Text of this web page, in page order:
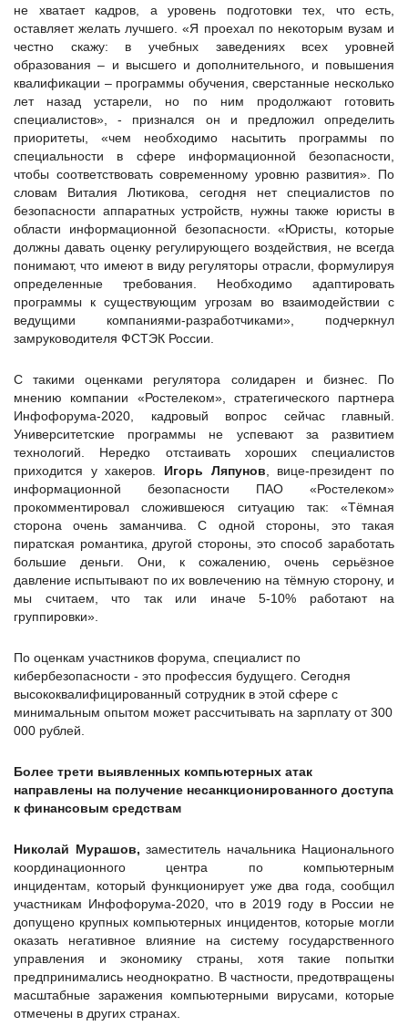
не хватает кадров, а уровень подготовки тех, что есть,
оставляет желать лучшего. «Я проехал по некоторым вузам и
честно скажу: в учебных заведениях всех уровней
образования – и высшего и дополнительного, и повышения
квалификации – программы обучения, сверстанные несколько
лет назад устарели, но по ним продолжают готовить
специалистов», - признался он и предложил определить
приоритеты, «чем необходимо насытить программы по
специальности в сфере информационной безопасности,
чтобы соответствовать современному уровню развития». По
словам Виталия Лютикова, сегодня нет специалистов по
безопасности аппаратных устройств, нужны также юристы в
области информационной безопасности. «Юристы, которые
должны давать оценку регулирующего воздействия, не всегда
понимают, что имеют в виду регуляторы отрасли, формулируя
определенные требования. Необходимо адаптировать
программы к существующим угрозам во взаимодействии с
ведущими компаниями-разработчиками», подчеркнул
замруководителя ФСТЭК России.
С такими оценками регулятора солидарен и бизнес. По
мнению компании «Ростелеком», стратегического партнера
Инфофорума-2020, кадровый вопрос сейчас главный.
Университетские программы не успевают за развитием
технологий. Нередко отстаивать хороших специалистов
приходится у хакеров. Игорь Ляпунов , вице-президент по
информационной безопасности ПАО «Ростелеком»
прокомментировал сложившеюся ситуацию так: «Тёмная
сторона очень заманчива. С одной стороны, это такая
пиратская романтика, другой стороны, это способ заработать
большие деньги. Они, к сожалению, очень серьёзное
давление испытывают по их вовлечению на тёмную сторону, и
мы считаем, что так или иначе 5-10% работают на
группировки».
По оценкам участников форума, специалист по
кибербезопасности - это профессия будущего. Сегодня
высококвалифицированный сотрудник в этой сфере с
минимальным опытом может рассчитывать на зарплату от 300
000 рублей.
Более трети выявленных компьютерных атак
направлены на получение несанкционированного доступа
к финансовым средствам
Николай Мурашов, заместитель начальника Национального
координационного центра по компьютерным
инцидентам, который функционирует уже два года, сообщил
участникам Инфофорума-2020, что в 2019 году в России не
допущено крупных компьютерных инцидентов, которые могли
оказать негативное влияние на систему государственного
управления и экономику страны, хотя такие попытки
предпринимались неоднократно. В частности, предотвращены
масштабные заражения компьютерными вирусами, которые
отмечены в других странах.